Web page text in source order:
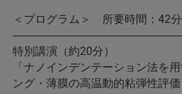
＜プログラム＞ 所要時間：42分
特別講演（約20分）
「ナノインデンテーション法を
ング・薄膜の高温動的粘弾性評価